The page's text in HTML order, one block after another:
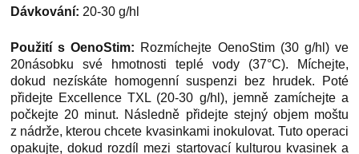
Dávkování: 20-30 g/hl
Použití s OenoStim: Rozmíchejte OenoStim (30 g/hl) ve
20násobku své hmotnosti teplé vody (37°C). Míchejte,
dokud nezískáte homogenní suspenzi bez hrudek. Poté
přidejte Excellence TXL (20-30 g/hl), jemně zamíchejte a
počkejte 20 minut. Následně přidejte stejný objem moštu
z nádrže, kterou chcete kvasinkami inokulovat. Tuto operaci
opakujte, dokud rozdíl mezi startovací kulturou kvasinek a